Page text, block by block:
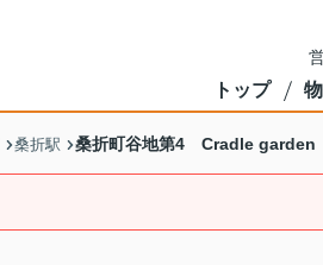
トップ
桑折駅 桑折町谷地第4 Cradle